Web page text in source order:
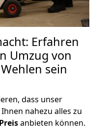
Erfahren
Umzug von
sein
dass unser
nahezu alles zu
Preisanbieten können.